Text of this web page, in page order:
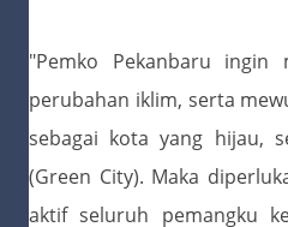
"Pemko Pekanbaru ingin
perubahan iklim, serta
sebagai kota yang hijau,
(Green City). Maka
aktif seluruh pemangku